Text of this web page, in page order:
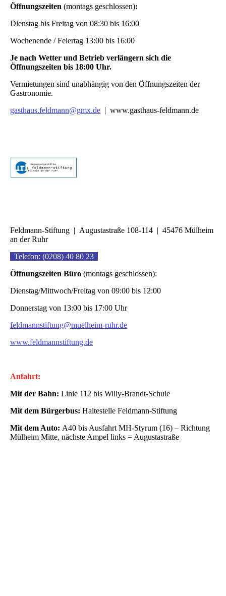
Öffnungszeiten (montags geschlossen):
Dienstag bis Freitag von 08:30 bis 16:00
Wochenende / Feiertag 13:00 bis 16:00
Je nach Wetter und Betrieb verlängern sich die
Öffnungszeiten bis 18:00 Uhr.
Vermietungen sind unabhängig von den Öffnungszeiten der
Gastronomie.
gasthaus.feldmann@gmx.de | www.gasthaus-feldmann.de
Feldmann-Stiftung | Augustastraße 108-114 | 45476 Mülheim
an der Ruhr
Telefon: (0208) 40 80 23
Öffnungszeiten Büro (montags geschlossen):
Dienstag/Mittwoch/Freitag von 09:00 bis 12:00
Donnerstag von 13:00 bis 17:00 Uhr
feldmannstiftung@muelheim-ruhr.de
www.feldmannstiftung.de
Anfahrt:
Mit der Bahn: Linie 112 bis Willy-Brandt-Schule
Mit dem Bürgerbus: Haltestelle Feldmann-Stiftung
Mit dem Auto: A40 bis Ausfahrt MH-Styrum (16) – Richtung
Mülheim Mitte, nächste Ampel links = Augustastraße